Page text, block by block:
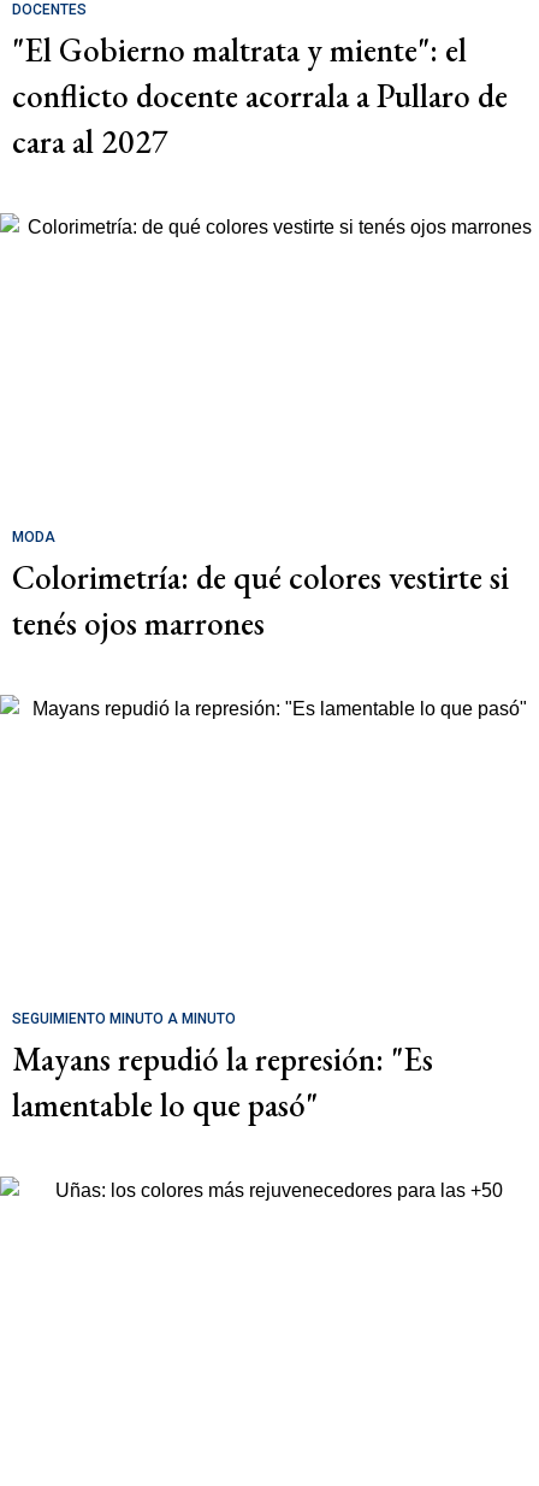
DOCENTES
"El Gobierno maltrata y miente": el
conflicto docente acorrala a Pullaro de
cara al 2027
MODA
Colorimetría: de qué colores vestirte si
tenés ojos marrones
SEGUIMIENTO MINUTO A MINUTO
Mayans repudió la represión: "Es
lamentable lo que pasó"